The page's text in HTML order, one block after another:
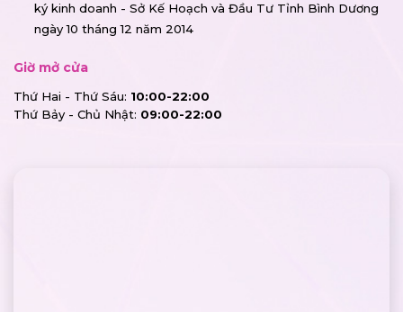
ký kinh doanh - Sở Kế Hoạch và Đầu Tư Tỉnh Bình Dương
ngày 10 tháng 12 năm 2014
Giờ mở cửa
Thứ Hai - Thứ Sáu: 10:00-22:00
Thứ Bảy - Chủ Nhật: 09:00-22:00